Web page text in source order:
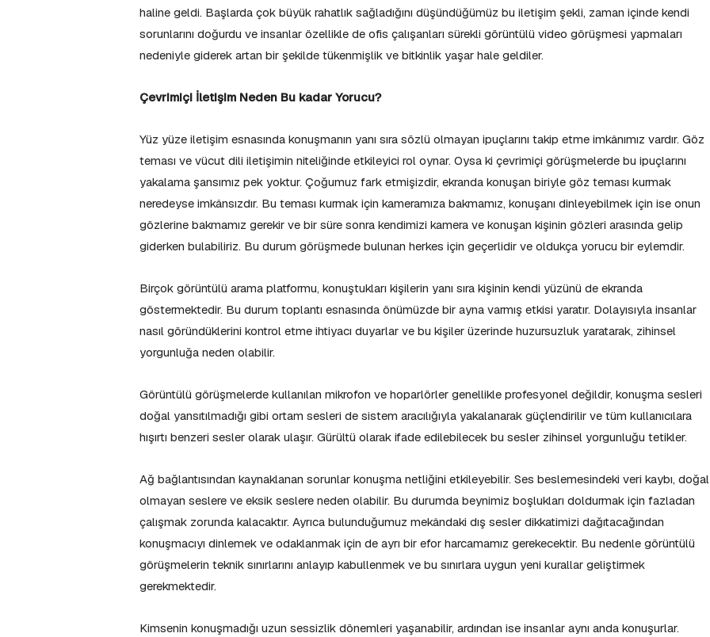
haline geldi. Başlarda çok büyük rahatlık sağladığını düşündüğümüz bu iletişim şekli, zaman içinde kendi
sorunlarını doğurdu ve insanlar özellikle de ofis çalışanları sürekli görüntülü video görüşmesi yapmaları
nedeniyle giderek artan bir şekilde tükenmişlik ve bitkinlik yaşar hale geldiler.
Çevrimiçi İletişim Neden Bu kadar Yorucu?
Yüz yüze iletişim esnasında konuşmanın yanı sıra sözlü olmayan ipuçlarını takip etme imkânımız vardır. Göz
teması ve vücut dili iletişimin niteliğinde etkileyici rol oynar. Oysa ki çevrimiçi görüşmelerde bu ipuçlarını
yakalama şansımız pek yoktur. Çoğumuz fark etmişizdir, ekranda konuşan biriyle göz teması kurmak
neredeyse imkânsızdır. Bu teması kurmak için kameramıza bakmamız, konuşanı dinleyebilmek için ise onun
gözlerine bakmamız gerekir ve bir süre sonra kendimizi kamera ve konuşan kişinin gözleri arasında gelip
giderken bulabiliriz. Bu durum görüşmede bulunan herkes için geçerlidir ve oldukça yorucu bir eylemdir.
Birçok görüntülü arama platformu, konuştukları kişilerin yanı sıra kişinin kendi yüzünü de ekranda
göstermektedir. Bu durum toplantı esnasında önümüzde bir ayna varmış etkisi yaratır. Dolayısıyla insanlar
nasıl göründüklerini kontrol etme ihtiyacı duyarlar ve bu kişiler üzerinde huzursuzluk yaratarak, zihinsel
yorgunluğa neden olabilir.
Görüntülü görüşmelerde kullanılan mikrofon ve hoparlörler genellikle profesyonel değildir, konuşma sesleri
doğal yansıtılmadığı gibi ortam sesleri de sistem aracılığıyla yakalanarak güçlendirilir ve tüm kullanıcılara
hışırtı benzeri sesler olarak ulaşır. Gürültü olarak ifade edilebilecek bu sesler zihinsel yorgunluğu tetikler.
Ağ bağlantısından kaynaklanan sorunlar konuşma netliğini etkileyebilir. Ses beslemesindeki veri kaybı, doğal
olmayan seslere ve eksik seslere neden olabilir. Bu durumda beynimiz boşlukları doldurmak için fazladan
çalışmak zorunda kalacaktır. Ayrıca bulunduğumuz mekândaki dış sesler dikkatimizi dağıtacağından
konuşmacıyı dinlemek ve odaklanmak için de ayrı bir efor harcamamız gerekecektir. Bu nedenle görüntülü
görüşmelerin teknik sınırlarını anlayıp kabullenmek ve bu sınırlara uygun yeni kurallar geliştirmek
gerekmektedir.
Kimsenin konuşmadığı uzun sessizlik dönemleri yaşanabilir, ardından ise insanlar aynı anda konuşurlar.